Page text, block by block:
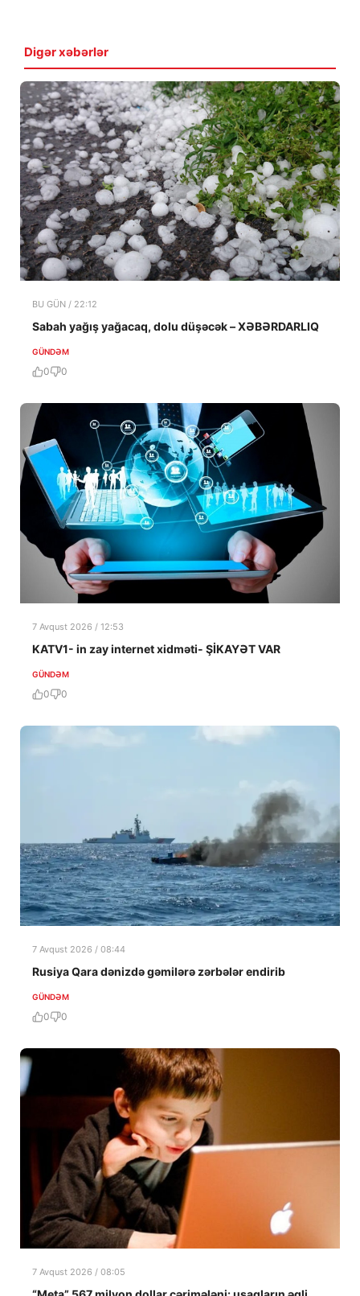
Digər xəbərlər
BU GÜN / 22:12
Sabah yağış yağacaq, dolu düşəcək – XƏBƏRDARLIQ
GÜNDƏM
0 0
7 Avqust 2026 / 12:53
KATV1- in zay internet xidməti- ŞİKAYƏT VAR
GÜNDƏM
0 0
7 Avqust 2026 / 08:44
Rusiya Qara dənizdə gəmilərə zərbələr endirib
GÜNDƏM
0 0
7 Avqust 2026 / 08:05